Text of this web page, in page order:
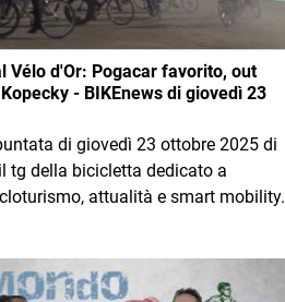
Vélo d'Or: Pogacar favorito, out
- BIKEnews di giovedì 23
di giovedì 23 ottobre 2025 di
tg della bicicletta dedicato a
attualità e smart mobility.